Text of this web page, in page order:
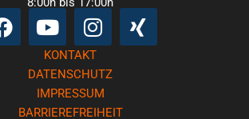
Facebook
YoutubeInstagram
Xing
KONTAKT
DATENSCHUTZ
IMPRESSUM
BARRIEREFREIHEIT